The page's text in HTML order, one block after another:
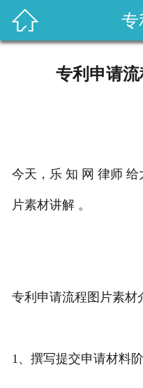
 专
专利申请
今天，乐 知 网 律师 给
片素材讲解 。
专利申请流程图片素材
1、撰写提交申请材料阶